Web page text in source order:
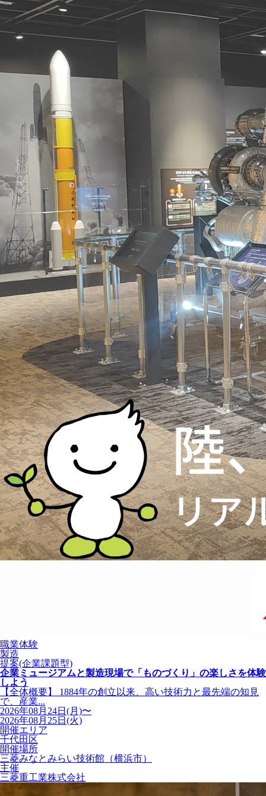
職業体験
製造
提案(企業課題型)
企業ミュージアムと製造現場で「ものづくり」の楽しさを体験
しよう
【全体概要】 1884年の創立以来、高い技術力と最先端の知見
で、産業...
2026年08月24日(月)〜
2026年08月25日(火)
開催エリア
千代田区
開催場所
三菱みなとみらい技術館（横浜市）
主催
三菱重工業株式会社